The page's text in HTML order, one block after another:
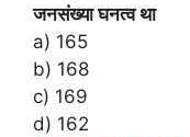
जनसंख्या घनत्व था
a) 165
b) 168
c) 169
d) 162